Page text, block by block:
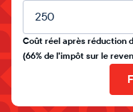
Montant libre
Coût réel après réduction
(66% de l'impôt sur le